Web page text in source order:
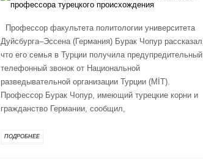
Профессор факультета политологии университета
Дуйсбурга–Эссена (Германия) Бурак Чопур рассказал,
что его семья в Турции получила предупредительный
телефонный звонок от Национальной
разведывательной организации Турции (MİT).
Профессор Бурак Чопур, имеющий турецкие корни и
гражданство Германии, сообщил,
ПОДРОБНЕЕ